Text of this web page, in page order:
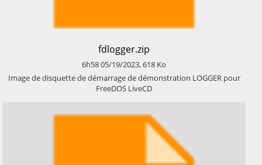
​fdlogger.zip
6h5805/19/2023,618 Ko
​Image de disquette de démarrage de démonstration LOGGER pour
FreeDOS LiveCD